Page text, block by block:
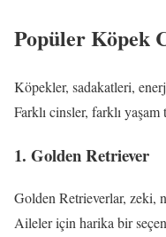
Popüler Köpek
Köpekler, sadakatleri,
Farklı cinsler, farklı
1. Golden Retriever
Golden Retrieverlar, zeki,
Aileler için harika bir